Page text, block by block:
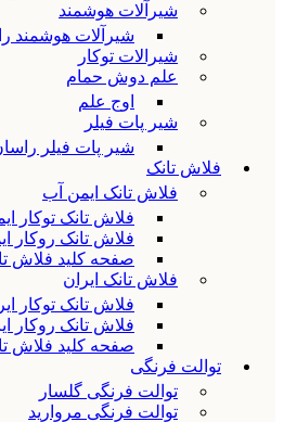
شیرآلات هوشمند
شیرآلات هوشمند
شیرالات توکار
علم دوش حمام
اوج علم
شیر پات فیلر
شیر پات فیلر
فلاش تانک
فلاش تانک ایمن آب
فلاش تانک توکار
فلاش تانک روکار
صفحه کلید فلاش
فلاش تانک ایران
فلاش تانک توکار
فلاش تانک روکار
صفحه کلید فلاش
توالت فرنگی
توالت فرنگی گلسار
توالت فرنگی مروارید